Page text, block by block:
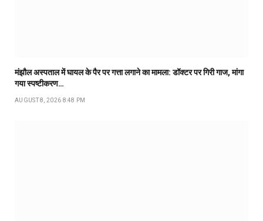
मंझौल अस्पताल में घायल के पैर पर गत्ता लगाने का मामला: डॉक्टर पर गिरी गाज, मांगा
गया स्पष्टीकरण…
AUGUST 8, 2026 8:48 PM